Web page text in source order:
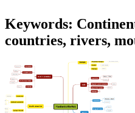
Keywords:
countries, rivers,